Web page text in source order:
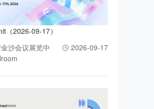
（2026-09-17）
沙会议展览中
2026-09-17